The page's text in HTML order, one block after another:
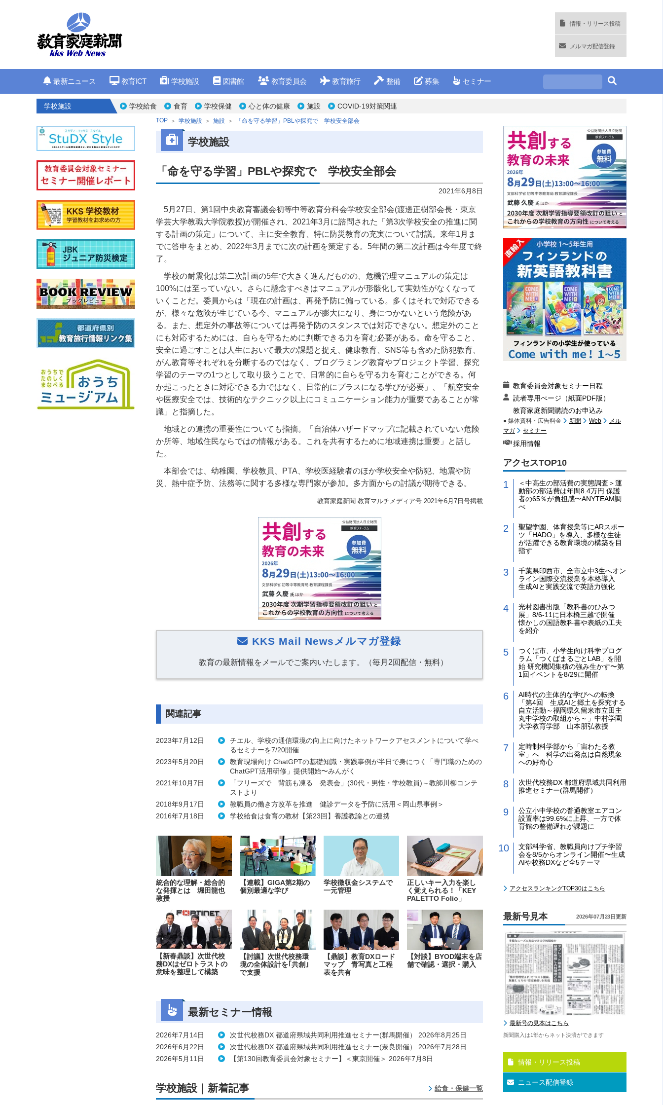
情報・リリース投稿
メルマガ配信登録
最新ニュース 教育ICT 学校施設 図書館 教育委員会 教育旅行 整備 募集 セミナー
学校施設 学校給食 食育 学校保健 心と体の健康 施設 COVID-19対策関連
TOP 学校施設 施設 「命を守る学習」PBLや探究で 学校安全部会
学校施設
「命を守る学習」PBLや探究で 学校安全部会
2021年6月8日
5月27日、第1回中央教育審議会初等中等教育分科会学校安全部会(渡邊正樹部会長・東京
学芸大学教職大学院教授)が開催され、2021年3月に諮問された「第3次学校安全の推進に関
する計画の策定」について、主に安全教育、特に防災教育の充実について討議。来年1月ま
でに答申をまとめ、2022年3月までに次の計画を策定する。5年間の第二次計画は今年度で終
了。
学校の耐震化は第二次計画の5年で大きく進んだものの、危機管理マニュアルの策定は
100%には至っていない。さらに懸念すべきはマニュアルが形骸化して実効性がなくなって
いくことだ。委員からは「現在の計画は、再発予防に偏っている。多くはそれで対応できる
が、様々な危険が生じている今、マニュアルが膨大になり、身につかないという危険があ
る。また、想定外の事故等については再発予防のスタンスでは対応できない。想定外のこと
にも対応するためには、自らを守るために判断できる力を育む必要がある。命を守ること、
安全に過ごすことは人生において最大の課題と捉え、健康教育、SNS等も含めた防犯教育、
がん教育等それぞれを分断するのではなく、プログラミング教育やプロジェクト学習、探究
学習のテーマの1つとして取り扱うことで、日常的に自らを守る力を育むことができる。何
か起こったときに対応できる力ではなく、日常的にプラスになる学びが必要」、「航空安全
や医療安全では、技術的なテクニック以上にコミュニケーション能力が重要であることが常
識」と指摘した。
地域との連携の重要性についても指摘。「自治体ハザードマップに記載されていない危険
か所等、地域住民ならではの情報がある。これを共有するために地域連携は重要」と話し
た。
本部会では、幼稚園、学校教員、PTA、学校医経験者のほか学校安全や防犯、地震や防
災、熱中症予防、法務等に関する多様な専門家が参加。多方面からの討議が期待できる。
教育家庭新聞 教育マルチメディア号 2021年6月7日号掲載
KKS Mail Newsメルマガ登録
教育の最新情報をメールでご案内いたします。（毎月2回配信・無料）
関連記事
2023年7月12日
チエル、学校の通信環境の向上に向けたネットワークアセスメントについて学べ
るセミナーを7/20開催
2023年5月20日
教育現場向け ChatGPTの基礎知識・実践事例が半日で身につく「専門職のための
ChatGPT活用研修」提供開始〜みんがく
2021年10月7日
「フリーズで 背筋も凍る 発表会」(30代・男性・学校教員)～教師川柳コンテ
ストより
2018年9月17日
教職員の働き方改革を推進 健診データを予防に活用＜岡山県事例＞
2016年7月18日
学校給食は食育の教材【第23回】養護教諭との連携
統合的な理解・総合的
な発揮とは 堀田龍也
教授
【連載】GIGA第2期の
個別最適な学び
学校徴収金システムで
一元管理
正しいキー入力を楽し
く覚えられる！「KEY
PALETTO Folio」
【新春鼎談】次世代校
務DXはゼロトラストの
意味を整理して構築
【討議】次世代校務環
境の全体設計を｢共創｣
で支援
【鼎談】教育DXロード
マップ 青写真と工程
表を共有
【対談】BYOD端末を店
舗で確認・選択・購入
最新セミナー情報
2026年7月14日
次世代校務DX 都道府県域共同利用推進セミナー(群馬開催） 2026年8月25日
2026年6月22日
次世代校務DX 都道府県域共同利用推進セミナー(奈良開催） 2026年7月28日
2026年5月11日
【第130回教育委員会対象セミナー】＜東京開催＞ 2026年7月8日
学校施設｜新着記事 給食・保健一覧
教育委員会対象セミナー日程
読者専用ぺージ（紙面PDF版）
教育家庭新聞購読のお申込み
● 媒体資料・広告料金 新聞 Web
メル
マガ
セミナー
採用情報
アクセスTOP10
＜中高生の部活費の実態調査＞運
動部の部活費は年間8.4万円 保護
者の65％が負担感〜ANYTEAM調
べ
聖望学園、体育授業等にARスポー
ツ「HADO」を導入、多様な生徒
が活躍できる教育環境の構築を目
指す
千葉県印西市、全市立中3生へオン
ライン国際交流授業を本格導入
生成AIと実践交流で英語力強化
光村図書出版「教科書のひみつ
展」8/6-11に日本橋三越で開催
懐かしの国語教科書や表紙の工夫
を紹介
つくば市、小学生向け科学プログ
ラム「つくばまるごとLAB」を開
始 研究機関集積の強み生かす〜第
1回イベントを8/29に開催
AI時代の主体的な学びへの転換
「第4回 生成AIと郷土を探究する
自立活動～福岡県久留米市立田主
丸中学校の取組から～」中村学園
大学教育学部 山本朋弘教授
定時制科学部から「宙わたる教
室」へ 科学の出発点は自然現象
への好奇心
次世代校務DX 都道府県域共同利用
推進セミナー(群馬開催）
公立小中学校の普通教室エアコン
設置率は99.6%に上昇、一方で体
育館の整備遅れが課題に
文部科学省、教職員向けプチ学習
会を8/5からオンライン開催〜生成
AIや校務DXなど全5テーマ
アクセスランキングTOP30はこちら
最新号見本 2026年07月23日更新
最新号の見本はこちら
新聞購入は1部からネット決済ができます
情報・リリース投稿
ニュース配信登録